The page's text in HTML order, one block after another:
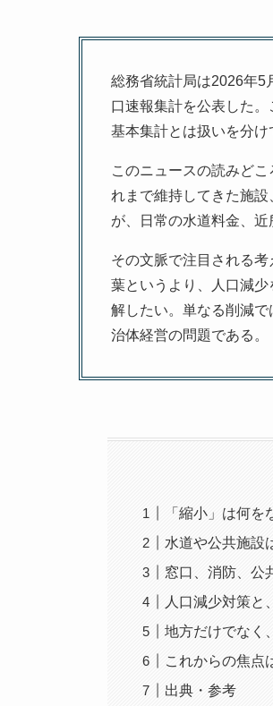
総務省統計局は2026年5
口速報集計を公表した
基本集計とは扱いを分け
このニュースの読みど
れまで維持してきた施
が、日常の水道料金、
その文脈で注目される
葉というより、人口減
解したい。単なる削減
治体経営の問題である。
「縮小」は何
水道や公共施設
窓口、消防、公
人口減少対策と
地方だけでなく
これからの焦点
出典・参考